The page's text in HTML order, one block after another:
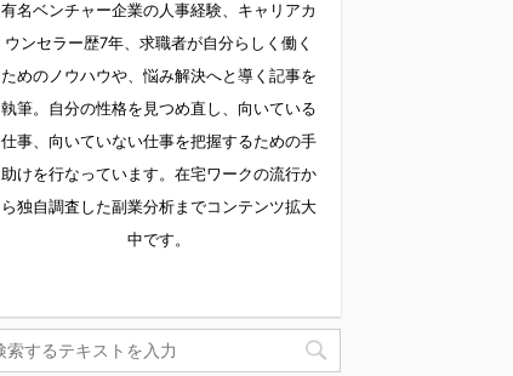
有名ベンチャー企業の人事経験、キャリアカ
ウンセラー歴7年、求職者が自分らしく働く
ためのノウハウや、悩み解決へと導く記事を
執筆。自分の性格を見つめ直し、向いている
仕事、向いていない仕事を把握するための手
助けを行なっています。在宅ワークの流行か
ら独自調査した副業分析までコンテンツ拡大
中です。